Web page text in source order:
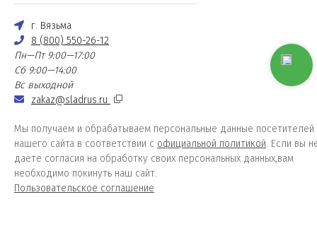
г. Вязьма
8 (800) 550-26-12
Пн—Пт 9:00—17:00
Сб 9:00—14:00
Вс выходной
zakaz@sladrus.ru
Мы получаем и обрабатываем персональные данные посетителей
нашего сайта в соответствии с официальной политикой. Если вы
даете согласия на обработку своих персональных данных,вам
необходимо покинуть наш сайт.
Пользовательское соглашение